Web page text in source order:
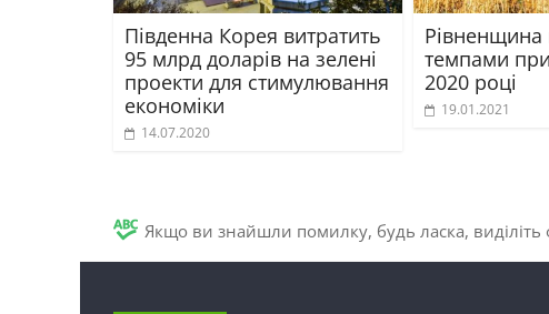
Південна Корея витратить
95 млрд доларів на зелені
проекти для стимулювання
економіки
14.07.2020
Рівненщина
темпами
2020 році
19.01.2021
Якщо ви знайшли помилку, будь ласка, виділіть